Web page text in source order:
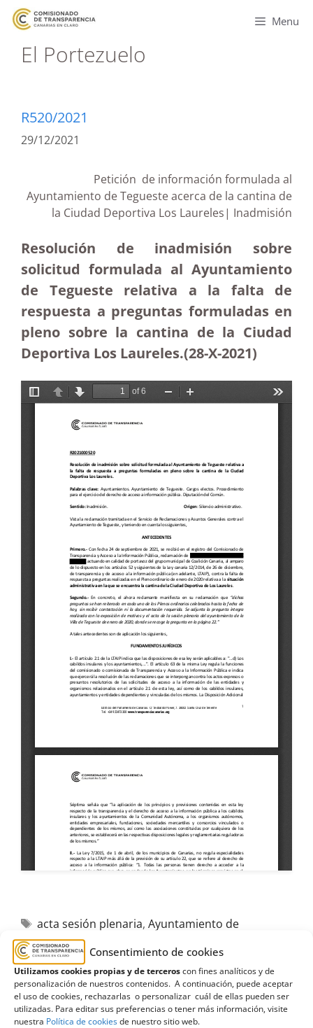
Consentimiento de cookies
Utilizamos cookies propias y de terceroscon fines analíticos y de
personalización de nuestros contenidos. A continuación, puede aceptar
el uso de cookies, rechazarlas o personalizar cuál de ellas pueden ser
utilizadas. Para editar sus preferencias o tener más información, visite
nuestra Política de cookiesde nuestro sitio web.
Menu
El Portezuelo
R520/2021
29/12/2021
Petición de información formulada al
Ayuntamiento de Tegueste acerca de la cantina de
la Ciudad Deportiva Los Laureles| Inadmisión
Resolución de inadmisión sobre
solicitud formulada al Ayuntamiento
de Tegueste relativa a la falta de
respuesta a preguntas formuladas en
pleno sobre la cantina de la Ciudad
Deportiva Los Laureles.(28-X-2021)
acta sesión plenaria, Ayuntamiento de
Tegueste,Cantina
Deportiva Los Laureles
El Portezuelo,Inadmisión,obras,Pleno,Portavoz
municipal